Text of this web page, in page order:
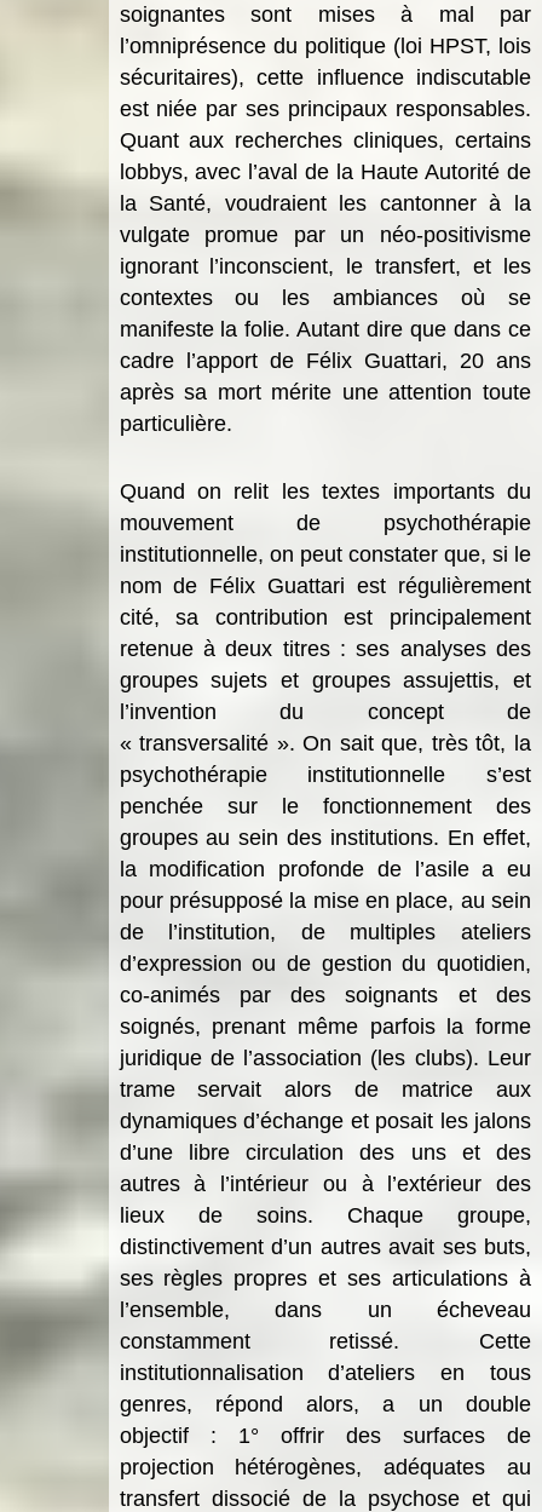
soignantes sont mises à mal par
l’omniprésence du politique (loi HPST, lois
sécuritaires), cette influence indiscutable
est niée par ses principaux responsables.
Quant aux recherches cliniques, certains
lobbys, avec l’aval de la Haute Autorité de
la Santé, voudraient les cantonner à la
vulgate promue par un néo-positivisme
ignorant l’inconscient, le transfert, et les
contextes ou les ambiances où se
manifeste la folie. Autant dire que dans ce
cadre l’apport de Félix Guattari, 20 ans
après sa mort mérite une attention toute
particulière.
Quand on relit les textes importants du
mouvement de psychothérapie
institutionnelle, on peut constater que, si le
nom de Félix Guattari est régulièrement
cité, sa contribution est principalement
retenue à deux titres : ses analyses des
groupes sujets et groupes assujettis, et
l’invention du concept de
« transversalité ». On sait que, très tôt, la
psychothérapie institutionnelle s’est
penchée sur le fonctionnement des
groupes au sein des institutions. En effet,
la modification profonde de l’asile a eu
pour présupposé la mise en place, au sein
de l’institution, de multiples ateliers
d’expression ou de gestion du quotidien,
co-animés par des soignants et des
soignés, prenant même parfois la forme
juridique de l’association (les clubs). Leur
trame servait alors de matrice aux
dynamiques d’échange et posait les jalons
d’une libre circulation des uns et des
autres à l’intérieur ou à l’extérieur des
lieux de soins. Chaque groupe,
distinctivement d’un autres avait ses buts,
ses règles propres et ses articulations à
l’ensemble, dans un écheveau
constamment retissé. Cette
institutionnalisation d’ateliers en tous
genres, répond alors, a un double
objectif : 1° offrir des surfaces de
projection hétérogènes, adéquates au
transfert dissocié de la psychose et qui